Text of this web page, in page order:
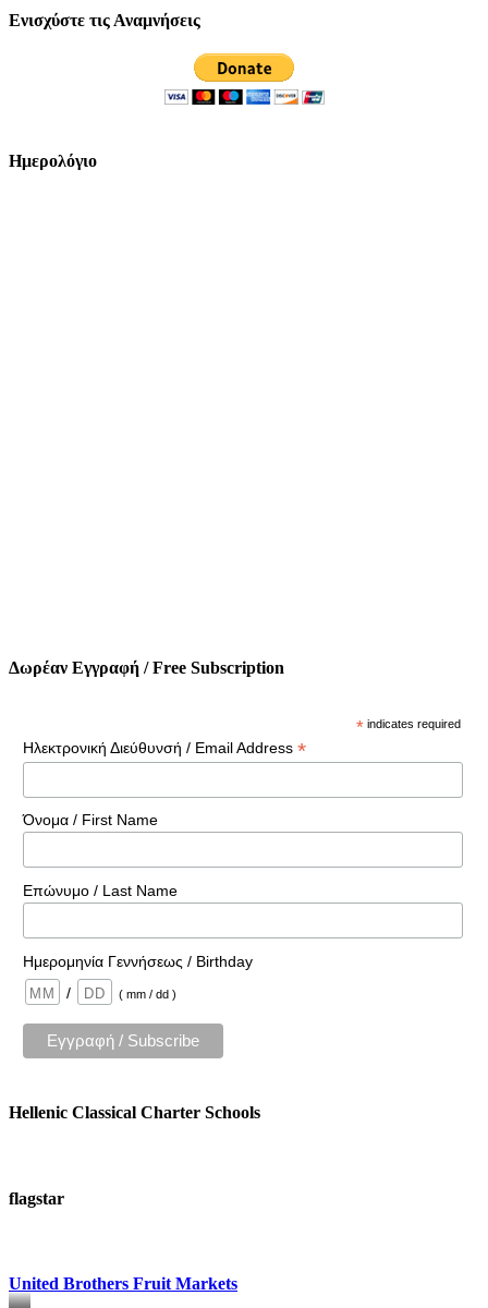
Ενισχύστε τις Αναμνήσεις
Ημερολόγιο
Δωρέαν Εγγραφή / Free Subscription
* indicates required
Ηλεκτρονική Διεύθυνσή / Email Address *
Όνομα / First Name
Επώνυμο / Last Name
Ημερομηνία Γεννήσεως / Birthday
/
( mm / dd )
Hellenic Classical Charter Schools
flagstar
United Brothers Fruit Markets